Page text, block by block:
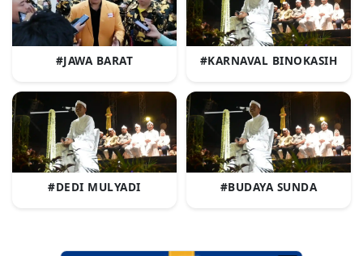
#JAWA BARAT #KARNAVAL BINOKASIH
#DEDI MULYADI #BUDAYA SUNDA